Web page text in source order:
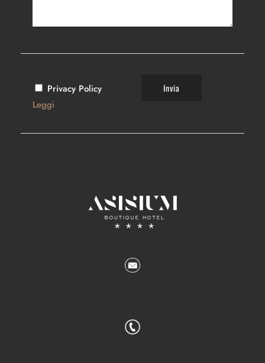
Privacy Policy
Leggi